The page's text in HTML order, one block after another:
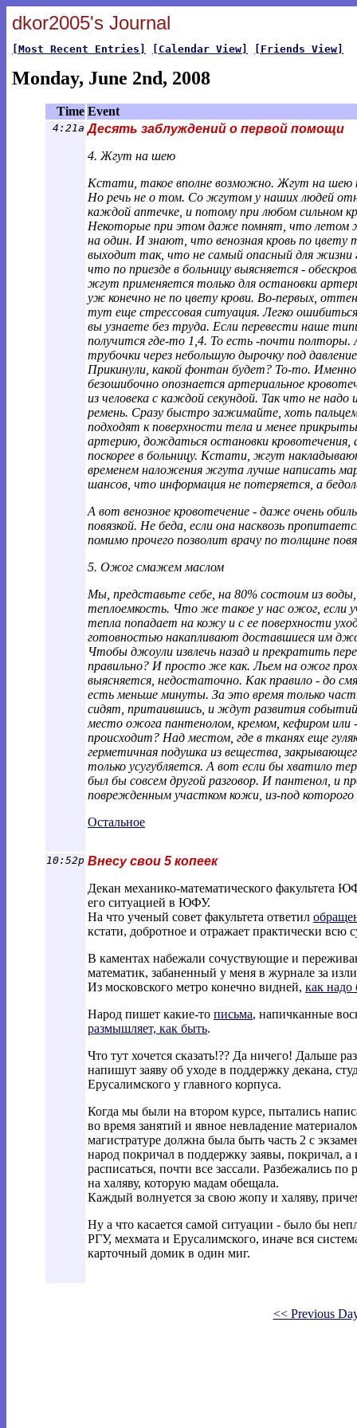
dkor2005's Journal
[Most Recent Entries] [Calendar View] [Friends View]
Monday, June 2nd, 2008
Time Event
4:21a Десять заблуждений о первой помощи
4. Жгут на шею
Кстати, такое вполне возможно. Жгут на шею
Но речь не о том. Со жгутом у наших людей
каждой аптечке, и потому при любом сильном
Некоторые при этом даже помнят, что летом
на один. И знают, что венозная кровь по
выходит так, что не самый опасный для
что по приезде в больницу выясняется -
жгут применяется только для остановки
уж конечно не по цвету крови. Во-первых,
тут еще стрессовая ситуация. Легко
вы узнаете без труда. Если перевести наше
получится где-то 1,4. То есть -почти полторы.
трубочки через небольшую дырочку под
Прикинули, какой фонтан будет? То-то.
безошибочно опознается артериальное
из человека с каждой секундой. Так что не
ремень. Сразу быстро зажимайте, хоть
подходят к поверхности тела и менее
артерию, дождаться остановки
поскорее в больницу. Кстати, жгут
временем наложения жгута лучше написать
шансов, что информация не потеряется, а
А вот венозное кровотечение - даже очень
повязкой. Не беда, если она насквозь
помимо прочего позволит врачу по толщине
5. Ожог смажем маслом
Мы, представьте себе, на 80% состоим из
теплоемкость. Что же такое у нас ожог, если
тепла попадает на кожу и с ее поверхности
готовностью накапливают доставшиеся им
Чтобы джоули извлечь назад и прекратить
правильно? И просто же как. Льем на ожог
выясняется, недостаточно. Как правило - до
есть меньше минуты. За это время только
сидят, притаившись, и ждут развития
место ожога пантенолом, кремом, кефиром или
происходит? Над местом, где в тканях еще
герметичная подушка из вещества,
только усугубляется. А вот если бы хватило
был бы совсем другой разговор. И пантенол, и
поврежденным участком кожи, из-под
Остальное
10:52p Внесу свои 5 копеек
Декан механико-математического факультета
его ситуацией в ЮФУ.
На что ученый совет факультета ответил
кстати, добротное и отражает практически всю
В каментах набежали сочуствующие и
математик, забаненный у меня в журнале за
Из московского метро конечно видней, как надо
Народ пишет какие-то письма, напичканные
размышляет, как быть.
Что тут хочется сказать!?? Да ничего! Дальше
напишут заяву об уходе в поддержку декана,
Ерусалимского у главного корпуса.
Когда мы были на втором курсе, пытались
во время занятий и явное невладение
магистратуре должна была быть часть 2 с
народ покричал в поддержку заявы, покричал,
расписаться, почти все зассали. Разбежались
на халяву, которую мадам обещала.
Каждый волнуется за свою жопу и халяву,
Ну а что касается самой ситуации - было бы
РГУ, мехмата и Ерусалимского, иначе вся
карточный домик в один миг.
<< Previous